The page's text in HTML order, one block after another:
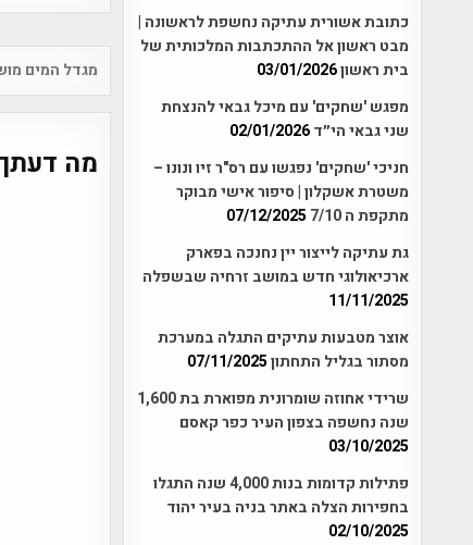
Post
מגדל המים
מה
כתובת אשורית עתיקה נחשפת לראשונה |
מבט ראשון אל ההתכתבות המלכותית של
בית ראשון03/01/2026
מפגש 'שחקים' עם מיכל גבאי להנצחת
שני גבאי הי״ד02/01/2026
חניכי 'שחקים' נפגשו עם רס"ר זיו ונונו –
משטרת אשקלון | סיפור אישי מבוקר
מתקפת ה 7/10
07/12/2025
גת עתיקה לייצור יין נחנכה בפארק
ארכיאולוגי חדש במושב זרחיה שבשפלה
11/11/2025
אוצר מטבעות עתיקים התגלה במערכת
מסתור בגליל התחתון07/11/2025
שרידי אחוזה שומרונית מפוארת בת 1,600
שנה נחשפה בצפון העיר כפר קאסם
03/10/2025
פתילות קדומות בנות 4,000 שנה התגלו
בחפירות הצלה באתר בניה בעיר יהוד
02/10/2025